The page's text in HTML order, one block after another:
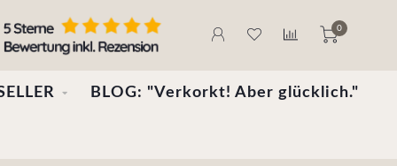
0
BLOG: "Verkorkt! Aber glücklich."